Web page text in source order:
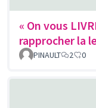
« On vous
rapprocher la
PINAULT 2 0